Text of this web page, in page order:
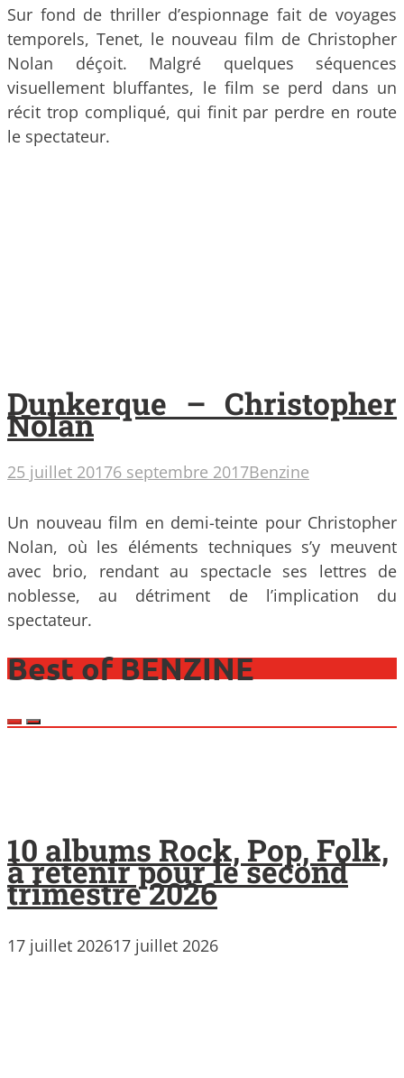
Sur fond de thriller d’espionnage fait de voyages
temporels, Tenet, le nouveau film de Christopher
Nolan déçoit. Malgré quelques séquences
visuellement bluffantes, le film se perd dans un
récit trop compliqué, qui finit par perdre en route
le spectateur.
Dunkerque – Christopher
Nolan
25 juillet 20176 septembre 2017Benzine
Un nouveau film en demi-teinte pour Christopher
Nolan, où les éléments techniques s’y meuvent
avec brio, rendant au spectacle ses lettres de
noblesse, au détriment de l’implication du
spectateur.
Best of BENZINE
10 albums Rock, Pop, Folk,
à retenir pour le second
trimestre 2026
17 juillet 202617 juillet 2026